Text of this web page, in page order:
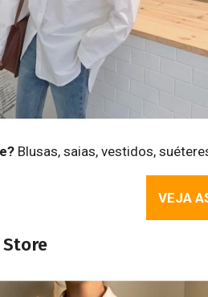
Blusas, saias, vestidos,
VEJA
Store